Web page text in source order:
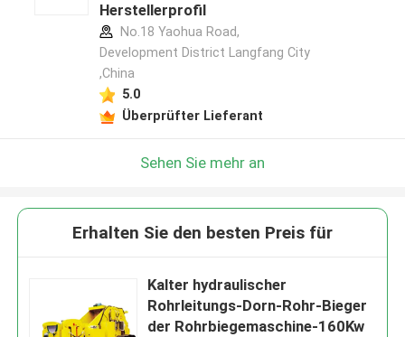
Herstellerprofil
No.18 Yaohua Road,
Development District Langfang City
,China
5.0
Überprüfter Lieferant
Sehen Sie mehr an
Erhalten Sie den besten Preis für
Kalter hydraulischer
Rohrleitungs-Dorn-Rohr-Bieger
der Rohrbiegemaschine-160Kw